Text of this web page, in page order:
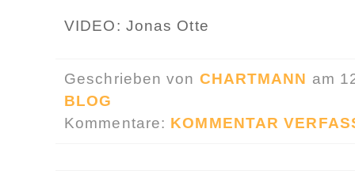
VIDEO: Jonas Otte
Geschrieben von CHARTMANN am
BLOG
Kommentare: KOMMENTAR